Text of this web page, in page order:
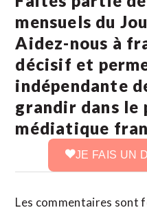
mensuels du
Aidez-nous à
décisif et
indépendante
grandir dans le
médiatique
JE FAIS UN
Les commentaires sont